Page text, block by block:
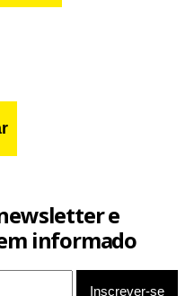
de um lado, e o trunfo
e
informado